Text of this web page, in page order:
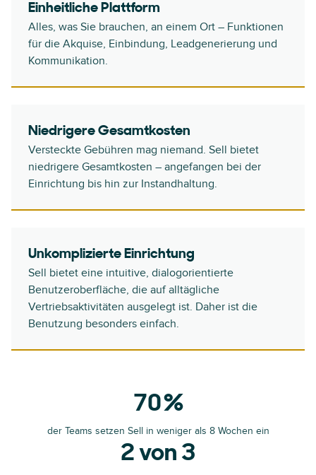
Einheitliche Plattform
Alles, was Sie brauchen, an einem Ort – Funktionen
für die Akquise, Einbindung, Leadgenerierung und
Kommunikation.
Niedrigere Gesamtkosten
Versteckte Gebühren mag niemand. Sell bietet
niedrigere Gesamtkosten – angefangen bei der
Einrichtung bis hin zur Instandhaltung.
Unkomplizierte Einrichtung
Sell bietet eine intuitive, dialogorientierte
Benutzeroberfläche, die auf alltägliche
Vertriebsaktivitäten ausgelegt ist. Daher ist die
Benutzung besonders einfach.
70 %
der Teams setzen Sell in weniger als 8 Wochen ein
2 von 3